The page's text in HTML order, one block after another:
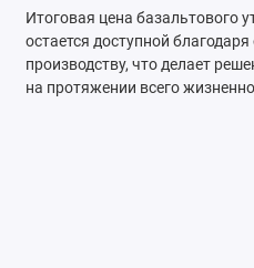
Итоговая цена базальтового
остается доступной
производству, что делает
на протяжении всего